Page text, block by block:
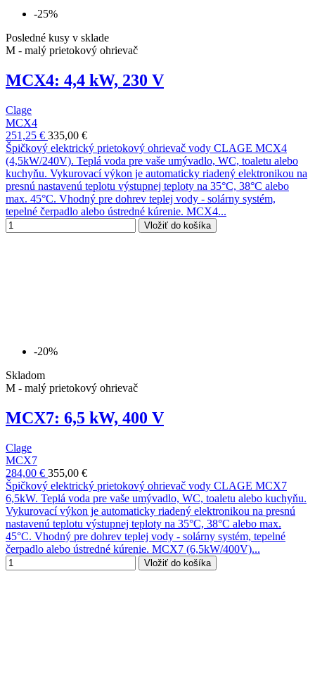
-25%
Posledné kusy v sklade
M - malý prietokový ohrievač
MCX4: 4,4 kW, 230 V
Clage
MCX4
251,25 € 335,00 €
Špičkový elektrický prietokový ohrievač vody CLAGE MCX4
(4,5kW/240V). Teplá voda pre vaše umývadlo, WC, toaletu alebo
kuchyňu. Vykurovací výkon je automaticky riadený elektronikou na
presnú nastavenú teplotu výstupnej teploty na 35°C, 38°C alebo
max. 45°C. Vhodný pre dohrev teplej vody - solárny systém,
tepelné čerpadlo alebo ústredné kúrenie. MCX4...
Vložiť do košíka
-20%
Skladom
M - malý prietokový ohrievač
MCX7: 6,5 kW, 400 V
Clage
MCX7
284,00 € 355,00 €
Špičkový elektrický prietokový ohrievač vody CLAGE MCX7
6,5kW. Teplá voda pre vaše umývadlo, WC, toaletu alebo kuchyňu.
Vykurovací výkon je automaticky riadený elektronikou na presnú
nastavenú teplotu výstupnej teploty na 35°C, 38°C alebo max.
45°C. Vhodný pre dohrev teplej vody - solárny systém, tepelné
čerpadlo alebo ústredné kúrenie. MCX7 (6,5kW/400V)...
Vložiť do košíka